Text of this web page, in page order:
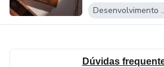
Dúvidas